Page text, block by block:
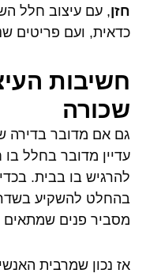
חזן, עם עיצוב חלל
כדאית, ועם פריטים
חשיבות
שכורה
גם אם מדובר בדירה
עדיין מדובר בחלל
להרגיש בו בבית.
בהחלט להשקיע
מסביר פנים שמתאים
אז נכון שמרבית